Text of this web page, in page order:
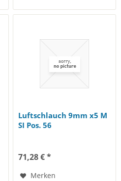
Luftschlauch 9mm x5 M
SI Pos. 56
71,28 € *
Merken